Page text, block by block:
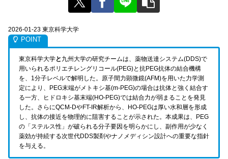
2026-01-23 東京科学大学
東京科学大学と 九州大学の研究チームは、薬物送達システム(DDS)で
用いられるポリエチレングリコール(PEG)と抗PEG抗体の結合機構
を、1分子レベルで解明した。原子間力顕微鏡(AFM)を用いた力学測
定により、PEG末端がメトキシ基(m-PEG)の場合は抗体と強く結合す
る一方、ヒドロキシ基末端(HO-PEG)では結合力が弱まることを発見
した。さらにQCM-DやFT-IR解析から、HO-PEGは厚い水和層を形成
し、抗体の接近を物理的に阻害することが示された。本成果は、PEG
の「ステルス性」が破られる分子要因を明らかにし、副作用が少なく
薬効が持続する次世代DDS製剤やナノメディシン設計への重要な指針
を与える。